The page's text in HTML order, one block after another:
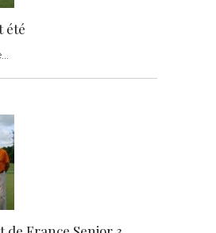
été